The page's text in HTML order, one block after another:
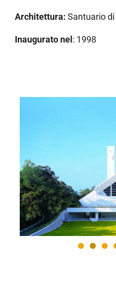
Architettura: Santuario
Inaugurato nel : 1998